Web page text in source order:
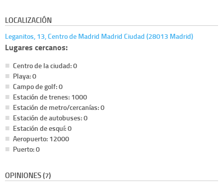
LOCALIZACIÓN
Leganitos, 13, Centro de Madrid Madrid Ciudad (28013 Madrid)
Lugares cercanos:
Centro de la ciudad: 0
Playa: 0
Campo de golf: 0
Estación de trenes: 1000
Estación de metro/cercanías: 0
Estación de autobuses: 0
Estación de esquí: 0
Aeropuerto: 12000
Puerto: 0
OPINIONES (7)